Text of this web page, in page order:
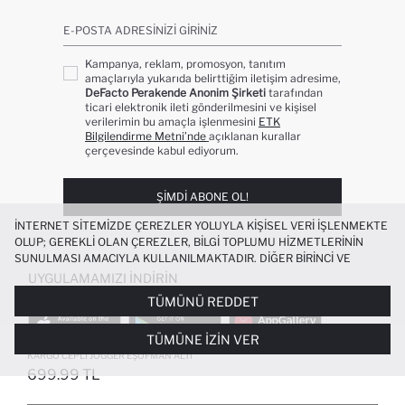
ERKEK ÇOCUK BELI PAÇASI LASTIKLI
KARGO CEPLI JOGGER EŞOFMAN ALTI
699.99 TL
E-POSTA ADRESINIZI GIRINIZ
Kampanya, reklam, promosyon, tanıtım
amaçlarıyla yukarıda belirttiğim iletişim adresime,
DeFacto Perakende Anonim Şirketi tarafından
ticari elektronik ileti gönderilmesini ve kişisel
verilerimin bu amaçla işlenmesini ETK
Bilgilendirme Metni’nde açıklanan kurallar
çerçevesinde kabul ediyorum.
ŞIMDI ABONE OL!
UYGULAMAMIZI İNDIRIN
POPÜLER KATEGORILER
İNTERNET SITEMIZDE ÇEREZLER YOLUYLA KIŞISEL VERI IŞLENMEKTE
OLUP; GEREKLI OLAN ÇEREZLER, BILGI TOPLUMU HIZMETLERININ
SUNULMASI AMACIYLA KULLANILMAKTADIR. DIĞER BIRINCI VE
ÜÇÜNCÜ TARAF ÇEREZLER ISE SIZE DAHA IYI BIR ALIŞVERIŞ
DENEYIMI SUNULABILMESI, SITEMIZIN DAHA IŞLEVSEL KILINMASI VE
KIŞISELLEŞTIRMESI VE AÇIK RIZA VERMENIZ HALINDE, SIZLERE
YÖNELIK PAZARLAMA FAALIYETLERININ YAPILMASI AMAÇLARIYLA
SINIRLI OLARAK KULLANILACAKTIR. ÇEREZLERE DAIR TERCIHLERINIZI
ÇEREZ TERCIHLERIPANELI ARACILIĞIYLA HER ZAMAN YÖNETEBILIR,
ÇEREZLERLE ILGILI DAHA DETAYLI BILGIYE
TÜMÜNÜ REDDET
TÜMÜNE İZIN VER